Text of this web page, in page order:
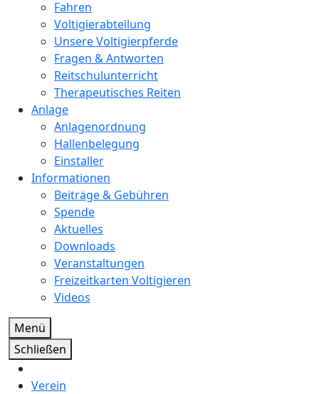
Fahren
Voltigierabteilung
Unsere Voltigierpferde
Fragen & Antworten
Reitschulunterricht
Therapeutisches Reiten
Anlage
Anlagenordnung
Hallenbelegung
Einstaller
Informationen
Beiträge & Gebühren
Spende
Aktuelles
Downloads
Veranstaltungen
Freizeitkarten Voltigieren
Videos
Menü
Schließen
Verein